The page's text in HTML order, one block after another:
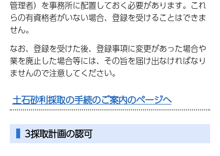
管理者）を事務所に配置しておく必要があります。これ
らの有資格者がいない場合、登録を受けることはできま
せん。
なお、登録を受けた後、登録事項に変更があった場合や
業を廃止した場合等には、その旨を届け出なければなり
ませんので注意してください。
土石砂利採取の手続のご案内のページへ
3採取計画の認可